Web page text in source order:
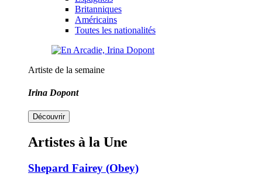
Britanniques
Américains
Toutes les nationalités
Artiste de la semaine
Irina Dopont
Découvrir
Artistes à la Une
Shepard Fairey (Obey)